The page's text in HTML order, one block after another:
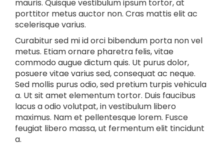
mauris. Quisque vestibulum ipsum tortor, at
porttitor metus auctor non. Cras mattis elit ac
scelerisque varius.
Curabitur sed mi id orci bibendum porta non vel
metus. Etiam ornare pharetra felis, vitae
commodo augue dictum quis. Ut purus dolor,
posuere vitae varius sed, consequat ac neque.
Sed mollis purus odio, sed pretium turpis vehicula
a. Ut sit amet elementum tortor. Duis faucibus
lacus a odio volutpat, in vestibulum libero
maximus. Nam et pellentesque lorem. Fusce
feugiat libero massa, ut fermentum elit tincidunt
a.